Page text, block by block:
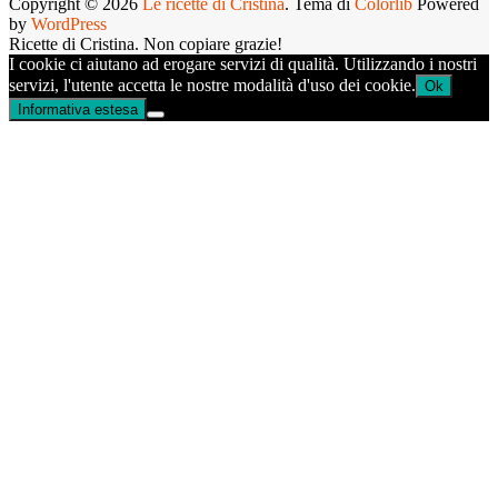
by WordPress
Ricette di Cristina. Non copiare grazie!
I cookie ci aiutano ad erogare servizi di qualità. Utilizzando i nostri
servizi, l'utente accetta le nostre modalità d'uso dei cookie. Ok
Informativa estesa